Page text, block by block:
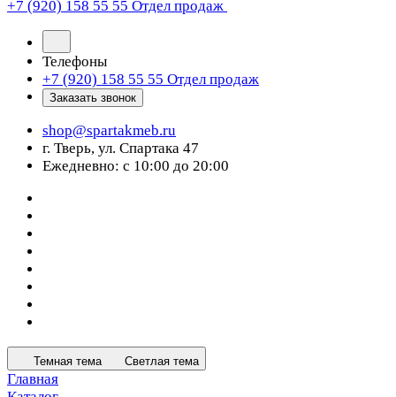
+7 (920) 158 55 55 Отдел продаж
Телефоны
+7 (920) 158 55 55 Отдел продаж
Заказать звонок
shop@spartakmeb.ru
г. Тверь, ул. Спартака 47
Ежедневно: с 10:00 до 20:00
Темная тема Светлая тема
Главная